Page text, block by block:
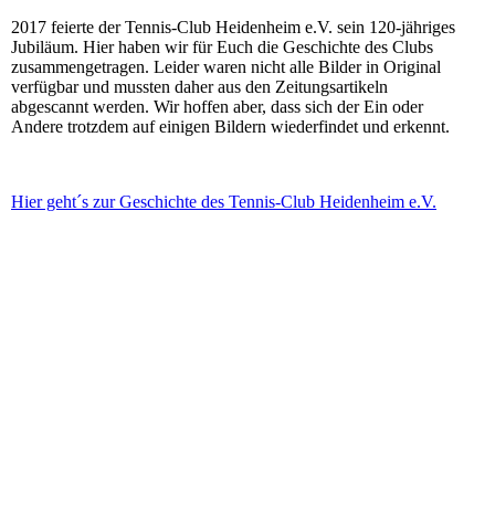
2017 feierte der Tennis-Club Heidenheim e.V. sein 120-jähriges
Jubiläum. Hier haben wir für Euch die Geschichte des Clubs
zusammengetragen. Leider waren nicht alle Bilder in Original
verfügbar und mussten daher aus den Zeitungsartikeln
abgescannt werden. Wir hoffen aber, dass sich der Ein oder
Andere trotzdem auf einigen Bildern wiederfindet und erkennt.
Hier geht´s zur Geschichte des Tennis-Club Heidenheim e.V.